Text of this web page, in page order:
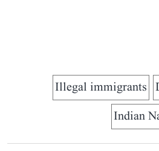
Illegal immigrants
Indian